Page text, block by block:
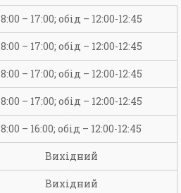
8:00 – 17:00; обід – 12:00-12:45
8:00 – 17:00; обід – 12:00-12:45
8:00 – 17:00; обід – 12:00-12:45
8:00 – 17:00; обід – 12:00-12:45
8:00 – 16:00; обід – 12:00-12:45
Вихідний
Вихідний